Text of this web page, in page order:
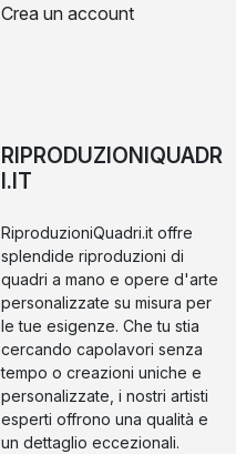
Crea un account
RIPRODUZIONIQUADR
I.IT
RiproduzioniQuadri.it offre
splendide riproduzioni di
quadri a mano e opere d'arte
personalizzate su misura per
le tue esigenze. Che tu stia
cercando capolavori senza
tempo o creazioni uniche e
personalizzate, i nostri artisti
esperti offrono una qualità e
un dettaglio eccezionali.